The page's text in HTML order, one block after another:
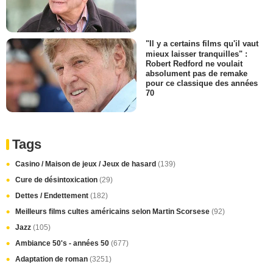
"Il y a certains films qu'il vaut
mieux laisser tranquilles" :
Robert Redford ne voulait
absolument pas de remake
pour ce classique des années
70
Tags
Casino / Maison de jeux / Jeux de hasard (139)
Cure de désintoxication (29)
Dettes / Endettement (182)
Meilleurs films cultes américains selon Martin Scorsese (92)
Jazz (105)
Ambiance 50's - années 50 (677)
Adaptation de roman (3251)